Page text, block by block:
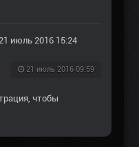
июль 2016 15:24
21 июль 2016 09:59
, чтобы